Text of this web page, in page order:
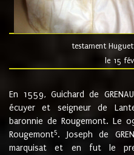
testament
le 15
En 1559, Guichard de
écuyer et seigneur de
baronnie de Rougemont. Le
Rougemont5. Joseph de
marquisat et en fut le